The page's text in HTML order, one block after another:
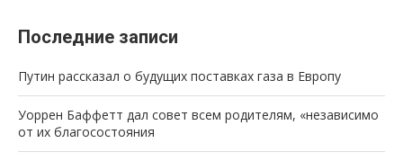
Последние записи
Путин рассказал о будущих поставках газа в Европу
Уоррен Баффетт дал совет всем родителям, «независимо
от их благосостояния